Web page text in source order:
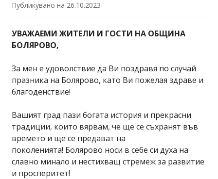
Публикувано на 26.10.2023
УВАЖАЕМИ ЖИТЕЛИ И ГОСТИ НА ОБЩИНА
БОЛЯРОВО,
За мен е удоволствие да Ви поздравя по случай
празника на Болярово, като Ви пожелая здраве и
благоденствие!
Вашият град пази богата история и прекрасни
традиции, които вярвам, че ще се съхранят във
времето и ще се предават на
поколенията! Болярово носи в себе си духа на
славно минало и нестихващ стремеж за развитие
и просперитет!